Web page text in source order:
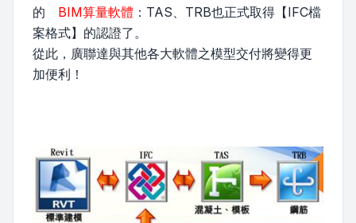
的 BIM算量軟體 ：TAS、TRB也正式取得【IFC檔
案格式】的認證了。
從此，廣聯達與其他各大軟體之模型交付將變得更
加便利！